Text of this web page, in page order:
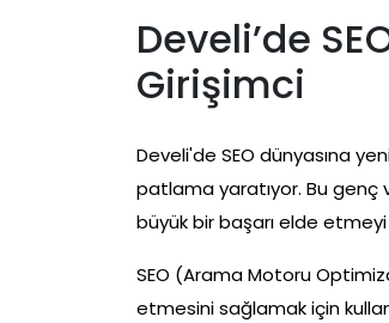
Develi’de
Girişimci
Develi'de SEO dünyasına
patlama yaratıyor. Bu genç
büyük bir başarı elde etmeyi
SEO (Arama Motoru
etmesini sağlamak için